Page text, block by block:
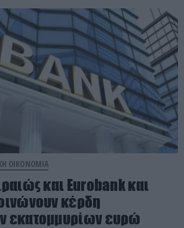
ΟΙΚΟΝΟΜΙΑ
και Eurobank και
κέρδη
εκατομμυρίων ευρώ